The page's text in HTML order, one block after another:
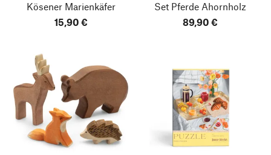
Kösener Marienkäfer
15,90 €
Set Pferde Ahornholz
89,90 €